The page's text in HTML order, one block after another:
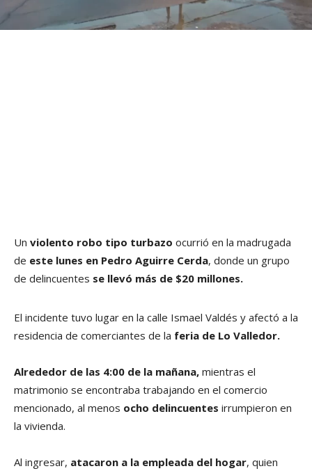
Un violento robo tipo turbazo ocurrió en la madrugada
de este lunes en Pedro Aguirre Cerda, donde un grupo
de delincuentes se llevó más de $20 millones.
El incidente tuvo lugar en la calle Ismael Valdés y afectó a la
residencia de comerciantes de la feria de Lo Valledor.
Alrededor de las 4:00 de la mañana, mientras el
matrimonio se encontraba trabajando en el comercio
mencionado, al menos ocho delincuentes irrumpieron en
la vivienda.
Al ingresar, atacaron a la empleada del hogar, quien